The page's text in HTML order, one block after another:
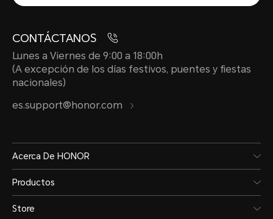
CONTÁCTANOS
Lunes a Viernes de 9:00 a 18:00h
(A excepción de los días festivos, puentes y fiestas
nacionales)
es.support@honor.com
Acerca De HONOR
Productos
Store